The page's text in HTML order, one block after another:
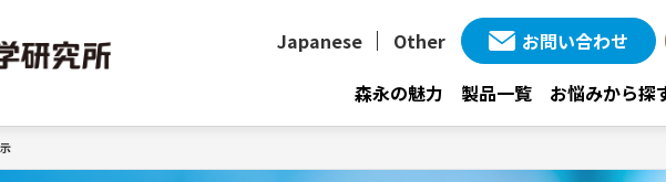
森永の魅力 製品一覧 お悩みから探
Japanese Other お問い合わせ